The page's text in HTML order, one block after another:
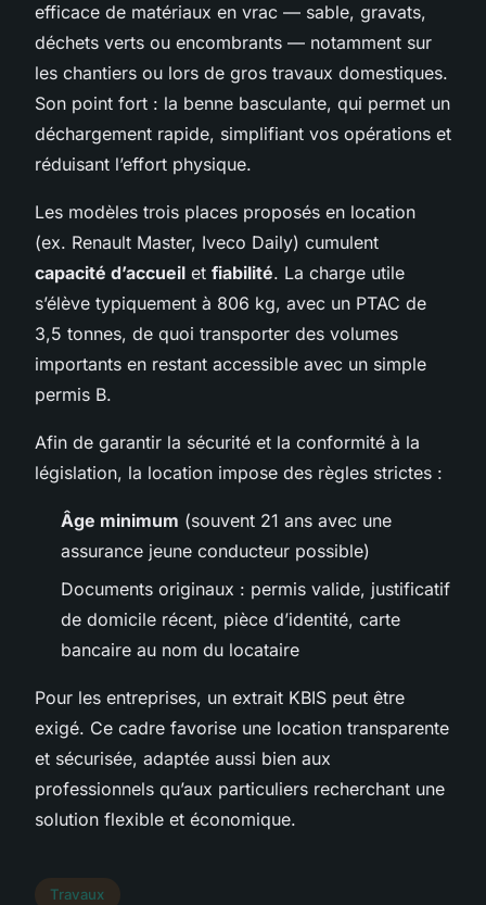
efficace de matériaux en vrac — sable, gravats,
déchets verts ou encombrants — notamment sur
les chantiers ou lors de gros travaux domestiques.
Son point fort : la benne basculante, qui permet un
déchargement rapide, simplifiant vos opérations et
réduisant l’effort physique.
Les modèles trois places proposés en location
(ex. Renault Master, Iveco Daily) cumulent
capacité d’accueil et fiabilité. La charge utile
s’élève typiquement à 806 kg, avec un PTAC de
3,5 tonnes, de quoi transporter des volumes
importants en restant accessible avec un simple
permis B.
Afin de garantir la sécurité et la conformité à la
législation, la location impose des règles strictes :
Âge minimum (souvent 21 ans avec une
assurance jeune conducteur possible)
Documents originaux : permis valide, justificatif
de domicile récent, pièce d’identité, carte
bancaire au nom du locataire
Pour les entreprises, un extrait KBIS peut être
exigé. Ce cadre favorise une location transparente
et sécurisée, adaptée aussi bien aux
professionnels qu’aux particuliers recherchant une
solution flexible et économique.
Travaux